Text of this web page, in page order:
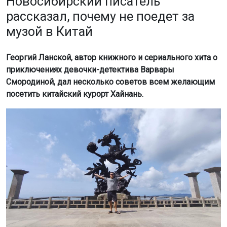
рассказал, почему не поедет за
музой в Китай
Георгий Ланской, автор книжного и сериального хита о
приключениях девочки-детектива Варвары
Смородиной, дал несколько советов всем желающим
посетить китайский курорт Хайнань.